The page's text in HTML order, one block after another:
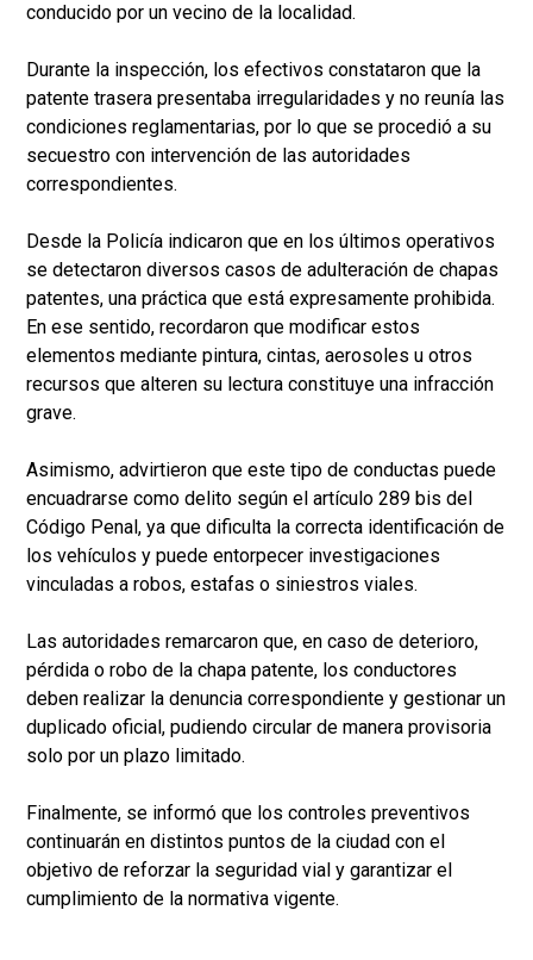
conducido por un vecino de la localidad.
Durante la inspección, los efectivos constataron que la
patente trasera presentaba irregularidades y no reunía las
condiciones reglamentarias, por lo que se procedió a su
secuestro con intervención de las autoridades
correspondientes.
Desde la Policía indicaron que en los últimos operativos
se detectaron diversos casos de adulteración de chapas
patentes, una práctica que está expresamente prohibida.
En ese sentido, recordaron que modificar estos
elementos mediante pintura, cintas, aerosoles u otros
recursos que alteren su lectura constituye una infracción
grave.
Asimismo, advirtieron que este tipo de conductas puede
encuadrarse como delito según el artículo 289 bis del
Código Penal, ya que dificulta la correcta identificación de
los vehículos y puede entorpecer investigaciones
vinculadas a robos, estafas o siniestros viales.
Las autoridades remarcaron que, en caso de deterioro,
pérdida o robo de la chapa patente, los conductores
deben realizar la denuncia correspondiente y gestionar un
duplicado oficial, pudiendo circular de manera provisoria
solo por un plazo limitado.
Finalmente, se informó que los controles preventivos
continuarán en distintos puntos de la ciudad con el
objetivo de reforzar la seguridad vial y garantizar el
cumplimiento de la normativa vigente.